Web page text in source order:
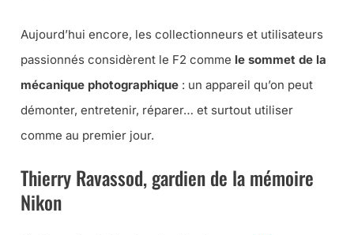
Aujourd’hui encore, les collectionneurs et utilisateurs
passionnés considèrent le F2 comme le sommet de la
mécanique photographique : un appareil qu’on peut
démonter, entretenir, réparer… et surtout utiliser
comme au premier jour.
Thierry Ravassod, gardien de la mémoire
Nikon